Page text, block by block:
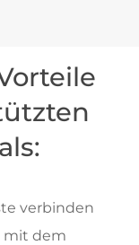
verbinden
mit dem